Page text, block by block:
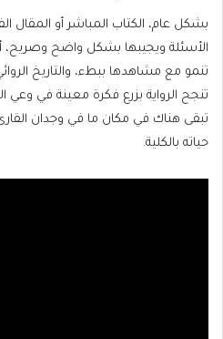
بشكل عام، الكتاب المباشر أو
الأسئلة ويجيبها بشكل واضح وصريح،
تنمو مع مشاهدها ببطء، والتاريخ
تنجح الرواية بزرع فكرة معينة في وعي
تبقى هناك في مكان ما في وجدان
حياته بالكلية.